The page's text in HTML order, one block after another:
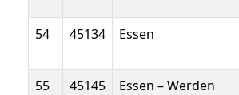
54 45134 Essen
55
45145 Essen – Werden